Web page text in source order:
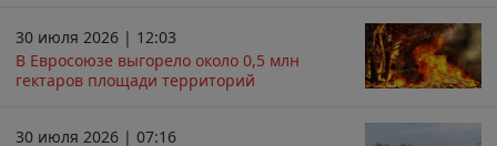
30 июля 2026 | 12:03
В Евросоюзе выгорело около 0,5 млн
гектаров площади территорий
30 июля 2026 | 07:16